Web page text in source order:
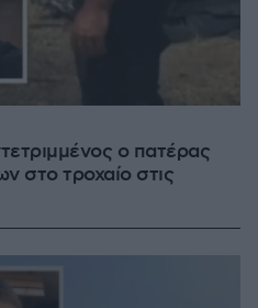
ο πατέρας
στο τροχαίο στις